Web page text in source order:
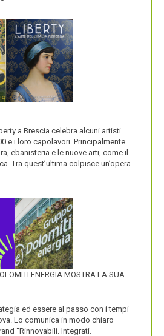
E
BLACKBERRY,
LA
STORIA
E
LA
VISIONE
ALL’ORIGINE
DI
NOME
a Brescia celebra alcuni artisti
e i loro capolavori. Principalmente
ebanisteria e le nuove arti, come il
Tra quest’ultima colpisce un’opera…
ENERGIA MOSTRA LA SUA
ed essere al passo con i tempi
Lo comunica in modo chiaro
“Rinnovabili. Integrati.